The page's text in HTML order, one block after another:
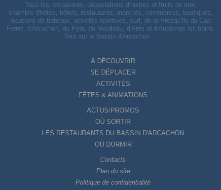
Tous les restaurants, dégustations d'huitres et fruits de mer,
chambre d'hôtes, hôtels, restaurants, marchés, commerces, boutiques,
locations de bateaux, activités sportives, surf, de la Presqu'île du Cap
Ferret, d'Arcachon, du Pyla, du Moulleau, d'Arès et d'Andernos les bains.
Tout sur le Bassin d'Arcachon ...
À DÉCOUVRIR
SE DÉPLACER
ACTIVITÉS
FÊTES & ANIMATIONS
ACTUS/PROMOS
OÙ SORTIR
LES RESTAURANTS DU BASSIN D'ARCACHON
OÙ DORMIR
Contacts
Plan du site
Politique de confidentialité